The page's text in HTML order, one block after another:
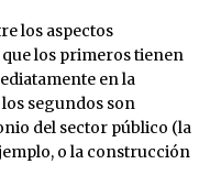
los aspectos
que los primeros tienen
en la
segundos son
del sector público (la
o la construcción